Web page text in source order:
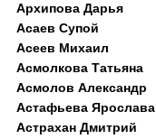
Архипова Дарья
Асаев Супой
Асеев Михаил
Асмолкова Татьяна
Асмолов Александр
Астафьева Ярослава
Астрахан Дмитрий